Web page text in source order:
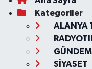
Kategoriler
ALANYA
GÜNDEM
SİYASET